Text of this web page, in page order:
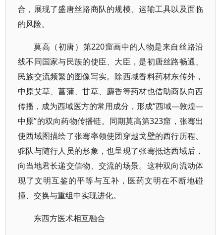
合，展现了盛唐丝路商队的规模、运输工具以及面临
的风险。
莫高（初唐）第220窟画中的人物是来自丝路沿
线不同国家与民族的使臣、大臣，是初唐丝路畅通、
民族交流频繁的图像写实。除西域香料药材东传外，
中原艾草、菖蒲、甘草、麝香等药材也借助商队向西
传播，成为西域医方的常用成分，形成“西域—敦煌—
中原”的双向药物传播链。同期莫高第323窟，张骞出
使西域图描绘了张骞率领使团穿越戈壁的西行历程、
驼队与随行人员的形象，也呈现了张骞抵达西域后，
向当地君长递交信物、交流的场景。这种双向流动体
现了文明互鉴的平等与互补，医药文明在不断地碰
撞、交换与重组中实现进化。
东西方医术相互融合